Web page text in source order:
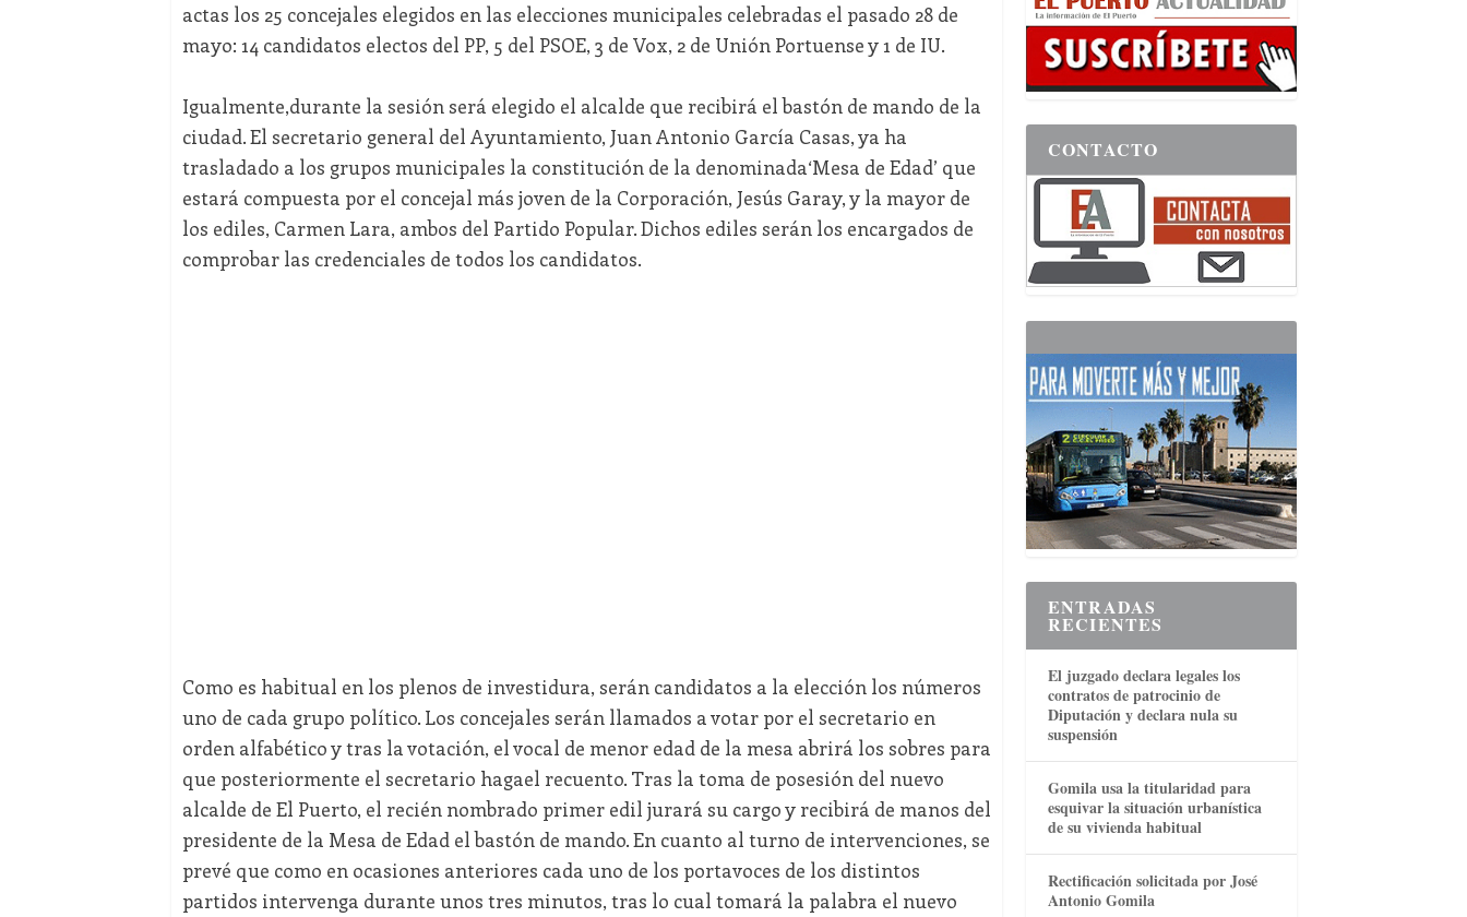
actas los 25 concejales elegidos en las elecciones municipales celebradas el pasado 28 de
mayo: 14 candidatos electos del PP, 5 del PSOE, 3 de Vox, 2 de Unión Portuense y 1 de IU.
Igualmente,durante la sesión será elegido el alcalde que recibirá el bastón de mando de la
ciudad. El secretario general del Ayuntamiento, Juan Antonio García Casas, ya ha
trasladado a los grupos municipales la constitución de la denominada‘Mesa de Edad’ que
estará compuesta por el concejal más joven de la Corporación, Jesús Garay, y la mayor de
los ediles, Carmen Lara, ambos del Partido Popular. Dichos ediles serán los encargados de
comprobar las credenciales de todos los candidatos.
Como es habitual en los plenos de investidura, serán candidatos a la elección los números
uno de cada grupo político. Los concejales serán llamados a votar por el secretario en
orden alfabético y tras la votación, el vocal de menor edad de la mesa abrirá los sobres para
que posteriormente el secretario hagael recuento. Tras la toma de posesión del nuevo
alcalde de El Puerto, el recién nombrado primer edil jurará su cargo y recibirá de manos del
presidente de la Mesa de Edad el bastón de mando. En cuanto al turno de intervenciones, se
prevé que como en ocasiones anteriores cada uno de los portavoces de los distintos
partidos intervenga durante unos tres minutos, tras lo cual tomará la palabra el nuevo
CONTACTO
ENTRADAS
RECIENTES
El juzgado declara legales los
contratos de patrocinio de
Diputación y declara nula su
suspensión
Gomila usa la titularidad para
esquivar la situación urbanística
de su vivienda habitual
Rectificación solicitada por José
Antonio Gomila